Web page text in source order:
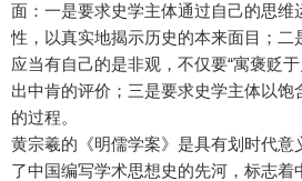
面：一是要求史学主体通过自己的思维
性，以真实地揭示历史的本来面目；二
应当有自己的是非观，不仅要“寓褒贬
出中肯的评价；三是要求史学主体以饱
的过程。
黄宗羲的《明儒学案》是具有划时代意
了中国编写学术思想史的先河，标志着